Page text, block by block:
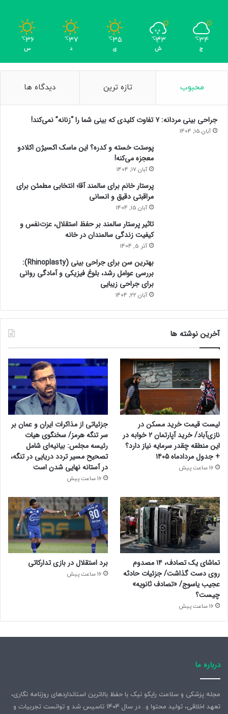
34
℃
ج
33
℃
ش
35
℃
ی
37
℃
د
36
℃
س
محبوب تازه ترین دیدگاه ها
جراحی بینی مردانه: ۷ تفاوت کلیدی که بینی شما را “زنانه” نمی‌کند!
آبان 15, 1404
پوستت خسته و کدره؟ این ماسک اکسیژن اکلادو
معجزه می‌کنه!
آبان 17, 1404
پرستار خانم برای سالمند آقا؛ انتخابی مطمئن برای
مراقبتی دقیق و انسانی
آبان 15, 1404
تاثیر پرستار سالمند بر حفظ استقلال، عزت‌نفس و
کیفیت زندگی سالمندان در خانه
آذر 5, 1404
بهترین سن برای جراحی بینی (Rhinoplasty):
بررسی عوامل رشد، بلوغ فیزیکی و آمادگی روانی
برای جراحی زیبایی
آبان 22, 1404
آخرین نوشته ها
لیست قیمت خرید مسکن در
نازی‌آباد/ خرید آپارتمان ۲ خوابه در
این منطقه چقدر سرمایه نیاز دارد؟
+ جدول مردادماه ۱۴۰۵
16 ساعت پیش
جزئیاتی از مذاکرات ایران و عمان بر
سر تنگه هرمز/ سخنگوی هیات
رئیسه مجلس: بیانیه‌ای شامل
تصحیح مسیر تردد دریایی در تنگه،
در آستانه نهایی شدن است
16 ساعت پیش
تماشای یک تصادف، ۱۴ مصدوم
روی دست گذاشت/ جزئیات حادثه
عجیب یاسوج/ «تصادف ثانویه»
چیست؟
16 ساعت پیش
برد استقلال در بازی تدارکاتی
16 ساعت پیش
درباره ما
مجله پزشکی و سلامت رایکو نیک با حفظ بالاترین استانداردهای روزنامه نگاری،
تعهد اخلاقی، تولید محتوا و.. در سال ۱۴۰۴ تاسیس شد و توانست تجربیات و